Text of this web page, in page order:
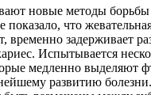
новые методы борьбы
что
временно задерживает
Испытывается
медленно выделяют
развитию